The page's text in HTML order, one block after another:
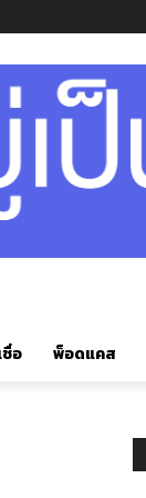
อ พ็อดแคส